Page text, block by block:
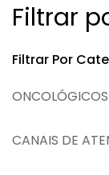
Filtrar
Filtrar Por
ONCOLÓGICOS
CANAIS DE